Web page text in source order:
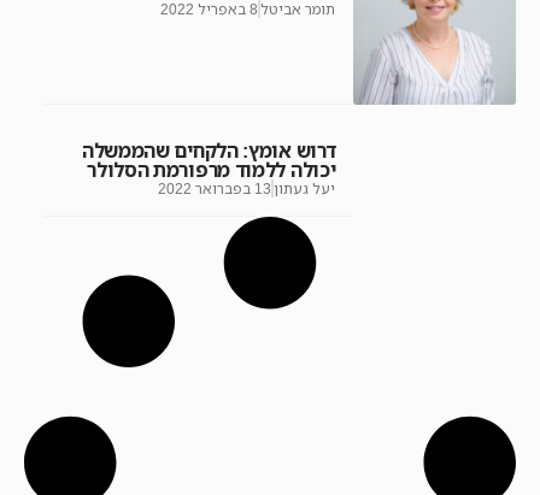
תומר אביטל 8 באפריל 2022
דרוש אומץ: הלקחים שהממשלה
יכולה ללמוד מרפורמת הסלולר
יעל געתון 13 בפברואר 2022